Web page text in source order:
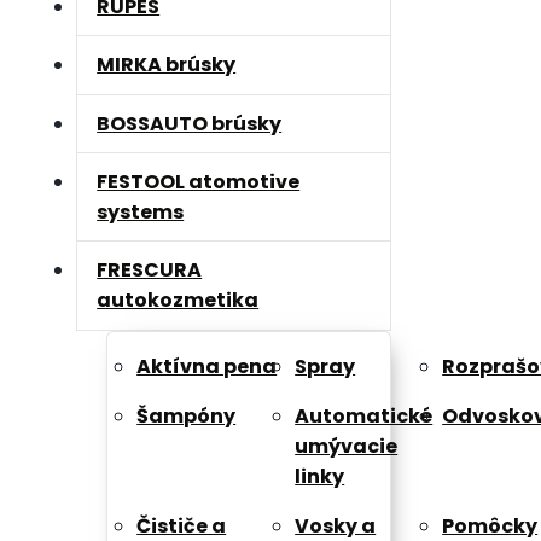
RUPES
MIRKA brúsky
BOSSAUTO brúsky
FESTOOL atomotive
systems
FRESCURA
autokozmetika
Aktívna pena Spray
Šampóny
Automatické
umývacie
linky
Čističe a
Vosky a
Pomôcky